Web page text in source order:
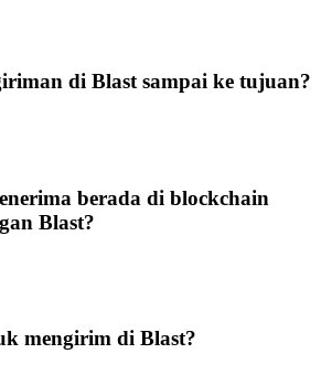
di Blast sampai ke tujuan?
berada di blockchain
Blast?
mengirim di Blast?